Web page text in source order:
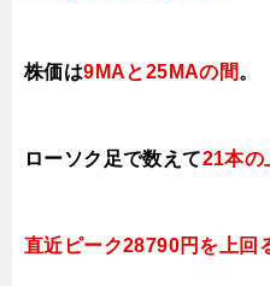
株価は9MAと25MAの間。
ローソク足で数えて21本の
直近ピーク28790円を上回